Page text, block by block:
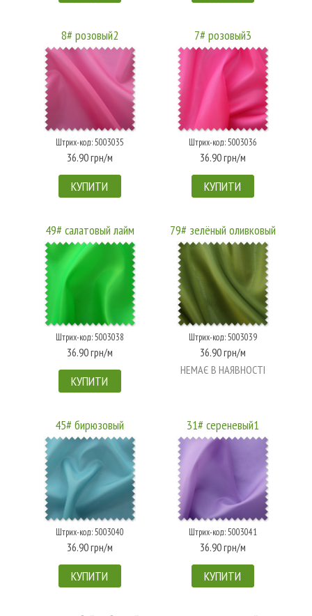
8# розовый2
Штрих-код: 5003035
36.90 грн/м
КУПИТИ
7# розовый3
Штрих-код: 5003036
36.90 грн/м
КУПИТИ
49# салатовый лайм
Штрих-код: 5003038
36.90 грн/м
КУПИТИ
79# зелёный оливковый
Штрих-код: 5003039
36.90 грн/м
НЕМАЄ В НАЯВНОСТІ
45# бирюзовый
Штрих-код: 5003040
36.90 грн/м
КУПИТИ
31# сереневый1
Штрих-код: 5003041
36.90 грн/м
КУПИТИ